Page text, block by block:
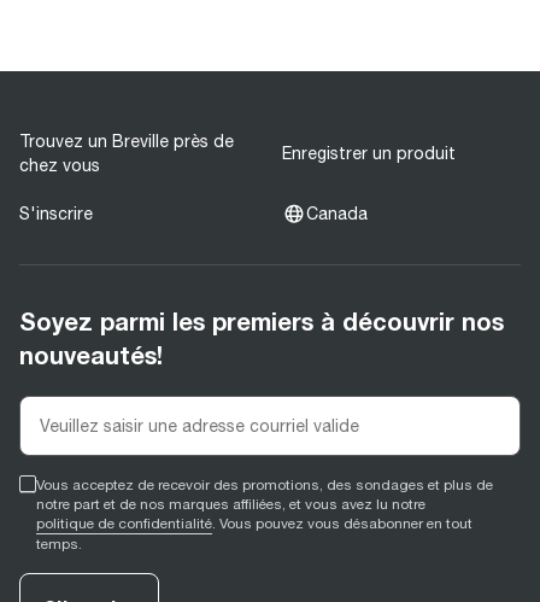
Trouvez un Breville près de
chez vous
Enregistrer un produit
S'inscrire Canada
Soyez parmi les premiers à découvrir nos
nouveautés!
Vous acceptez de recevoir des promotions, des sondages et plus de
notre part et de nos marques affiliées, et vous avez lu notre
politique de confidentialité. Vous pouvez vous désabonner en tout
temps.